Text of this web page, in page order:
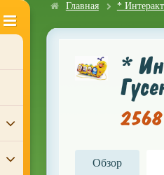
Главная *
*
Обзор